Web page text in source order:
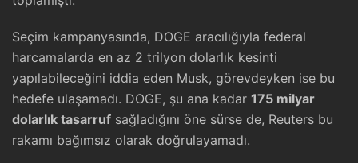
Seçim kampanyasında, DOGE aracılığıyla federal
harcamalarda en az 2 trilyon dolarlık kesinti
yapılabileceğini iddia eden Musk, görevdeyken ise bu
hedefe ulaşamadı. DOGE, şu ana kadar 175 milyar
dolarlık tasarruf sağladığını öne sürse de, Reuters bu
rakamı bağımsız olarak doğrulayamadı.